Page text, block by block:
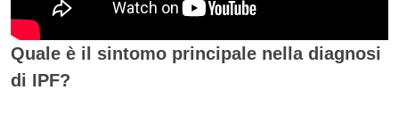
Quale è il sintomo principale nella diagnosi
di IPF?